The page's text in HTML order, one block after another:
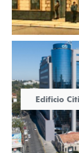
Edificio